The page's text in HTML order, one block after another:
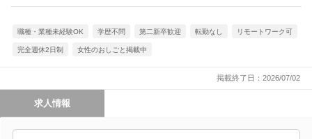
職種・業種未経験OK 学歴不問 第二新卒歓迎 転勤なし リモートワーク可
完全週休2日制 女性のおしごと掲載中
掲載終了日：2026/07/02
求人情報